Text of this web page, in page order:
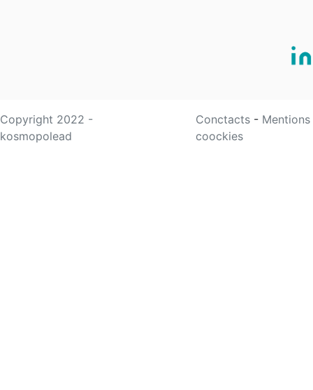
Copyright 2022 -
kosmopolead
Conctacts -
coockies